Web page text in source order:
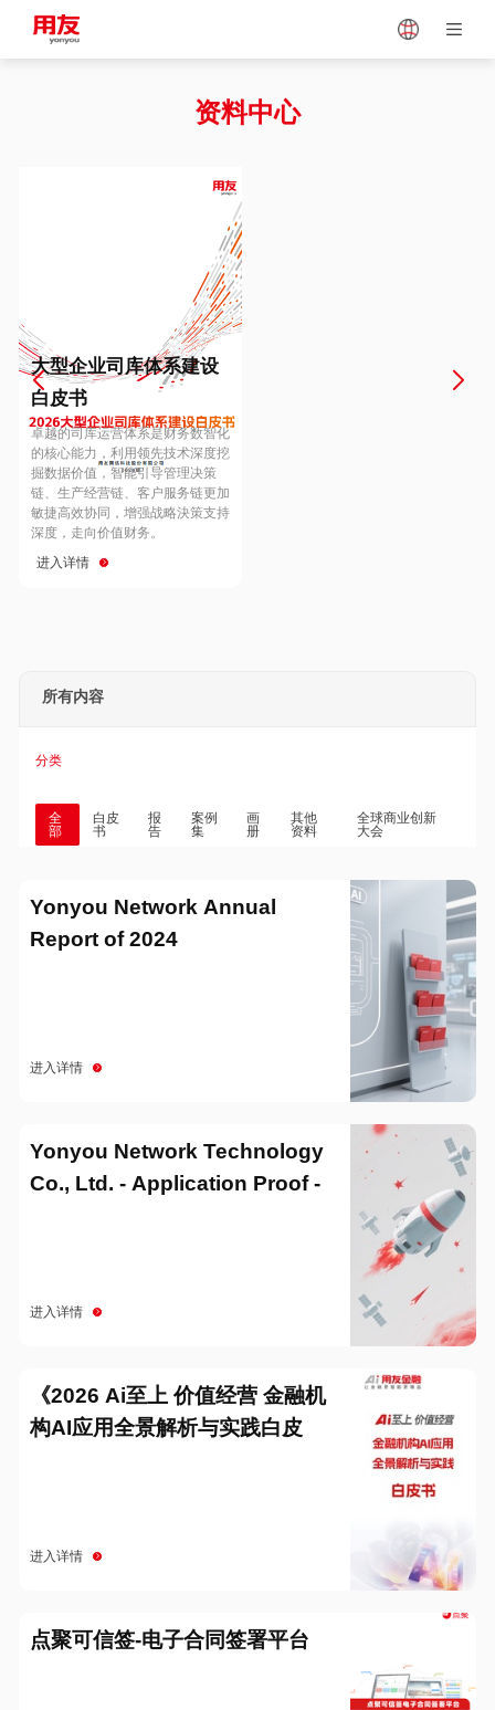
Vietnam
Europe
Hungary
Hong Kong
资料中心
大型企业司库体系建设
白皮书
卓越的司库运营体系是财务数智化
的核心能力，利用领先技术深度挖
掘数据价值，智能引导管理决策
链、生产经营链、客户服务链更加
敏捷高效协同，增强战略決策支持
深度，走向价值财务。
进入详情
所有内容
分类
全
部
白皮
书
报
告
案例
集
画
册
其他
资料
全球商业创新
大会
Yonyou Network Annual
Report of 2024
进入详情
Yonyou Network Technology
Co., Ltd. - Application Proof -
进入详情
《2026 Ai至上 价值经营 金融机
构AI应用全景解析与实践白皮
进入详情
点聚可信签-电子合同签署平台